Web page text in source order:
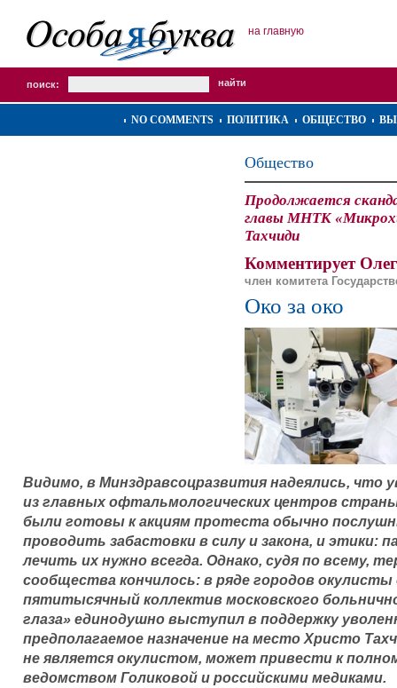
на главную
поиск:
NO COMMENTS ПОЛИТИКА ОБЩЕСТВО
Общество
Продолжается
главы МНТК
Тахчиди
Комментирует
член комитета
Око за око
Видимо, в Минздравсоцразвития надеялись, что
из главных офтальмологических центров
были готовы к акциям протеста обычно
проводить забастовки в силу и закона, и этики:
лечить их нужно всегда. Однако, судя по всему,
сообщества кончилось: в ряде городов
пятитысячный коллектив московского
глаза» единодушно выступил в поддержку
предполагаемое назначение на место Христо
не является окулистом, может привести к
ведомством Голиковой и российскими медиками.